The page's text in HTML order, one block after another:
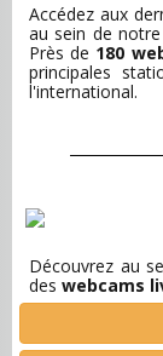
Accédez aux
au sein de
Près de 180
principales
l'international.
Découvrez au
des webcams